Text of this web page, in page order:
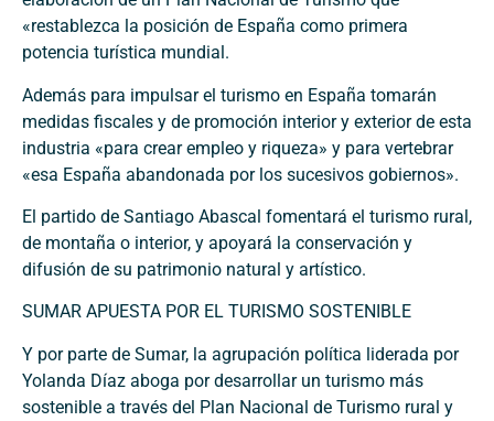
«restablezca la posición de España como primera
potencia turística mundial.
Además para impulsar el turismo en España tomarán
medidas fiscales y de promoción interior y exterior de esta
industria «para crear empleo y riqueza» y para vertebrar
«esa España abandonada por los sucesivos gobiernos».
El partido de Santiago Abascal fomentará el turismo rural,
de montaña o interior, y apoyará la conservación y
difusión de su patrimonio natural y artístico.
SUMAR APUESTA POR EL TURISMO SOSTENIBLE
Y por parte de Sumar, la agrupación política liderada por
Yolanda Díaz aboga por desarrollar un turismo más
sostenible a través del Plan Nacional de Turismo rural y